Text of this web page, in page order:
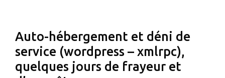
SERVEUR
PERSO
Auto-hébergement et déni de
service (wordpress – xmlrpc),
quelques jours de frayeur et